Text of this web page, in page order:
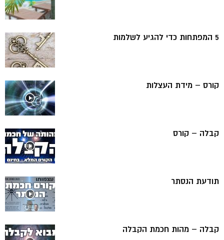
5 המפתחות כדי להגיע לשלמות
קורס – מידת העצלות
קבלה – קורס
תודעת הנסתר
קבלה – מהות חכמת הקבלה